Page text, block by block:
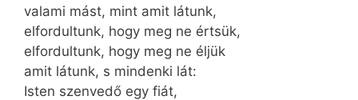
valami mást, mint amit látunk,
elfordultunk, hogy meg ne értsük,
elfordultunk, hogy meg ne éljük
amit látunk, s mindenki lát:
Isten szenvedő egy fiát,